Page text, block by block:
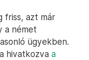
friss, azt már
a német
ügyekben.
hivatkozva a